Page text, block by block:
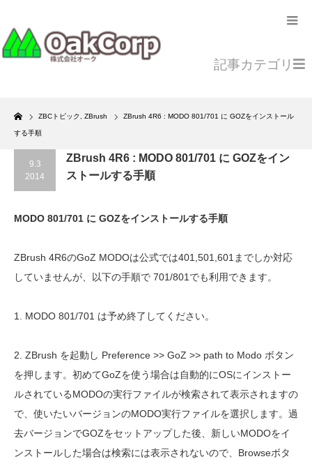
Home
ZBCトピック ZBrush ZBrush 4R6 : MODO 801/701 に GOZをインストール
する手順
記事カテゴリ
9.3
2014
ZBrush 4R6 : MODO 801/701 に GOZをイン
ストールする手順
MODO 801/701 に GOZをインストールする手順
ZBrush 4R6のGoZ MODOは公式では401,501,601までしか対応
していませんが、以下の手順で 701/801でも利用できます。
1. MODO 801/701 は予め終了してください。
2. ZBrush を起動し Preference >> GoZ >> path to Modo ボタン
を押します。初めてGoZを使う場合は自動的にOSにインストー
ルされているMODOの実行ファイルが検索されて表示されますの
で、使いたいバージョンのMODO実行ファイルを選択します。過
去バージョンでGOZをセットアップした後、新しいMODOをイ
ンストールした場合は検索には表示されないので、Browseボタ